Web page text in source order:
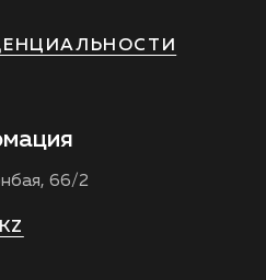
66/2